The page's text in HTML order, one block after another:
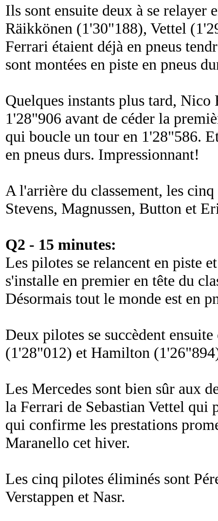
Ils sont ensuite deux à se relayer
Räikkönen (1'30"188), Vettel
Ferrari étaient déjà en pneus
sont montées en piste en pneus
Quelques instants plus tard, Nico
1'28"906 avant de céder la
qui boucle un tour en 1'28"586.
en pneus durs. Impressionnant!
A l'arrière du classement, les
Stevens, Magnussen, Button et
Q2 - 15 minutes:
Les pilotes se relancent en piste
s'installe en premier en tête du
Désormais tout le monde est en
Deux pilotes se succèdent
(1'28"012) et Hamilton
Les Mercedes sont bien sûr aux
la Ferrari de Sebastian Vettel qui
qui confirme les prestations
Maranello cet hiver.
Les cinq pilotes éliminés sont
Verstappen et Nasr.